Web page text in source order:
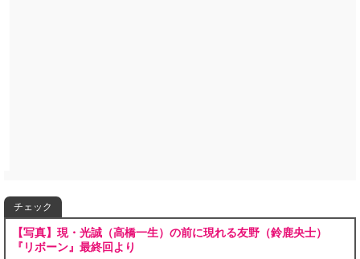
チェック
【写真】現・光誠（高橋一生）の前に現れる友野（鈴鹿央士）
『リボーン』最終回より